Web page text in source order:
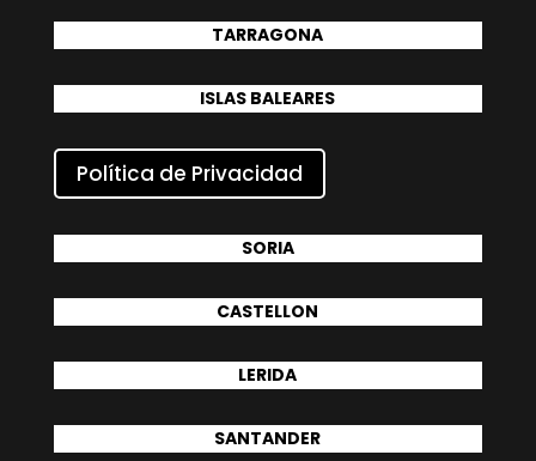
TARRAGONA
ISLAS BALEARES
Política de Privacidad
SORIA
CASTELLON
LERIDA
SANTANDER